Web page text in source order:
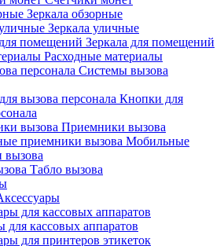
Зеркала обзорные
Зеркала уличные
Зеркала для помещений
Расходные материалы
Системы вызова
Кнопки для
Приемники вызова
Мобильные
вызова
Табло вызова
для кассовых аппаратов